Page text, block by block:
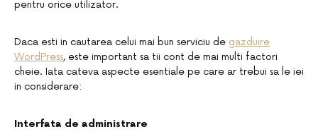
pentru orice utilizator.
Daca esti in cautarea celui mai bun serviciu de gazduire
WordPress, este important sa tii cont de mai multi factori
cheie. Iata cateva aspecte esentiale pe care ar trebui sa le iei
in considerare:
Interfata de administrare